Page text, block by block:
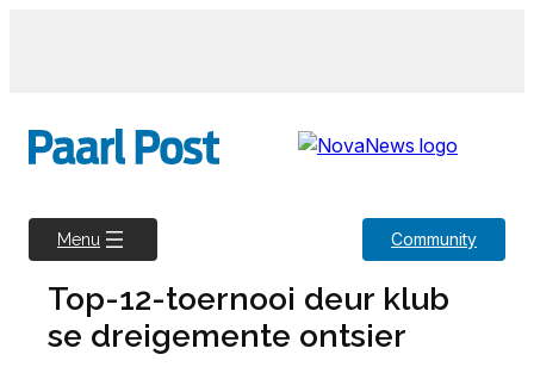
Menu Community
Top-12-toernooi deur klub
se dreigemente ontsier